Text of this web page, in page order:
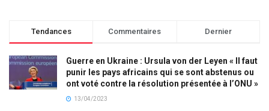
Tendances Commentaires Dernier
Guerre en Ukraine : Ursula von der Leyen « Il faut
punir les pays africains qui se sont abstenus ou
ont voté contre la résolution présentée à l’ONU »
13/04/2023